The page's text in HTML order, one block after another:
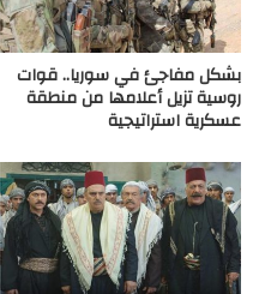
بشكل مفاجئ في سوريا.. قوات
روسية تزيل أعلامها من منطقة
عسكرية استراتيجية